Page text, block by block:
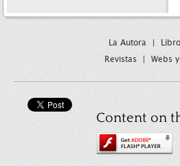
La Autora
Revistas
Webs
Content on